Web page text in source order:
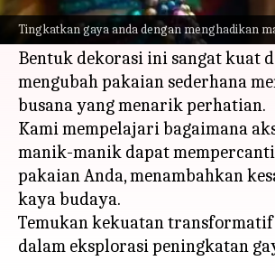
Tingkatkan gaya anda dengan menghadikan
telah menghiasi pakaian selama
menandakan status dan kesenian.
Bentuk dekorasi ini sangat kuat
mengubah pakaian sederhana
busana yang menarik perhatian.
Kami mempelajari bagaimana
manik-manik dapat
pakaian Anda, menambahkan
kaya budaya.
Temukan kekuatan